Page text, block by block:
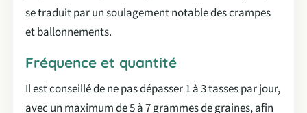
se traduit par un soulagement notable des crampes
et ballonnements.
Fréquence et quantité
Il est conseillé de ne pas dépasser 1 à 3 tasses par jour,
avec un maximum de 5 à 7 grammes de graines, afin